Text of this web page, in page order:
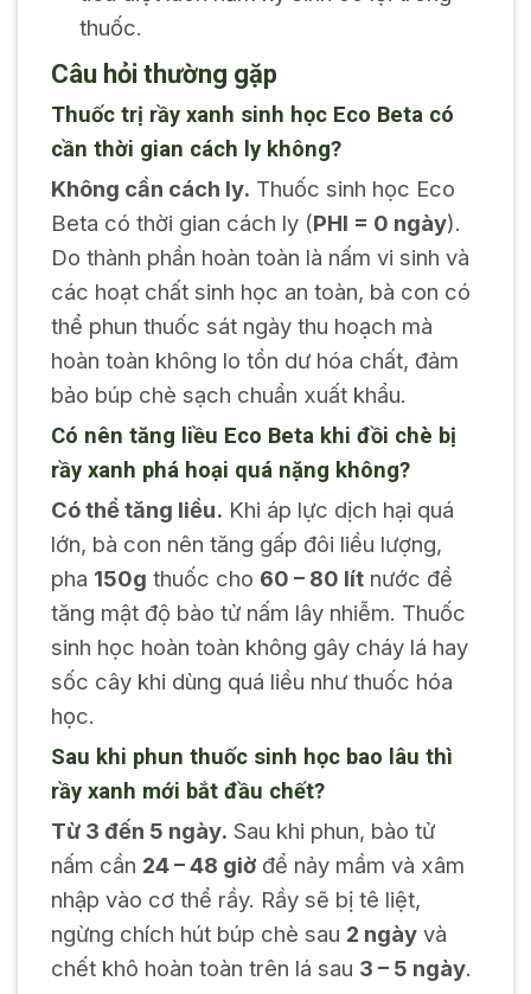
thuốc.
Câu hỏi thường gặp
Thuốc trị rầy xanh sinh học Eco Beta có
cần thời gian cách ly không?
Không cần cách ly. Thuốc sinh học Eco
Beta có thời gian cách ly (PHI = 0 ngày).
Do thành phần hoàn toàn là nấm vi sinh và
các hoạt chất sinh học an toàn, bà con có
thể phun thuốc sát ngày thu hoạch mà
hoàn toàn không lo tồn dư hóa chất, đảm
bảo búp chè sạch chuẩn xuất khẩu.
Có nên tăng liều Eco Beta khi đồi chè bị
rầy xanh phá hoại quá nặng không?
Có thể tăng liều. Khi áp lực dịch hại quá
lớn, bà con nên tăng gấp đôi liều lượng,
pha 150g thuốc cho 60 – 80 lítnước để
tăng mật độ bào tử nấm lây nhiễm. Thuốc
sinh học hoàn toàn không gây cháy lá hay
sốc cây khi dùng quá liều như thuốc hóa
học.
Sau khi phun thuốc sinh học bao lâu thì
rầy xanh mới bắt đầu chết?
Từ 3 đến 5 ngày. Sau khi phun, bào tử
nấm cần 24 – 48 giờđể nảy mầm và xâm
nhập vào cơ thể rầy. Rầy sẽ bị tê liệt,
ngừng chích hút búp chè sau 2 ngàyvà
chết khô hoàn toàn trên lá sau 3 – 5 ngày.